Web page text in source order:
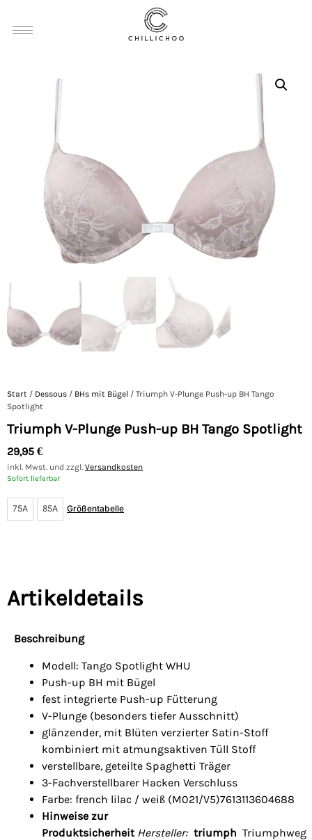
Start / Dessous / BHs mit Bügel / Triumph V-Plunge Push-up BH Tango
Spotlight
Triumph V-Plunge Push-up BH Tango Spotlight
29,95 €
inkl. Mwst. und zzgl. Versandkosten
Sofort lieferbar
75A 85A Größentabelle
Artikeldetails
Beschreibung
Modell: Tango Spotlight WHU
Push-up BH mit Bügel
fest integrierte Push-up Fütterung
V-Plunge (besonders tiefer Ausschnitt)
glänzender, mit Blüten verzierter Satin-Stoff
kombiniert mit atmungsaktiven Tüll Stoff
verstellbare, geteilte Spaghetti Träger
3-Fachverstellbarer Hacken Verschluss
Farbe: french lilac / weiß (M021/V5)7613113604688
Hinweise zur
Produktsicherheit Hersteller: triumph Triumphweg